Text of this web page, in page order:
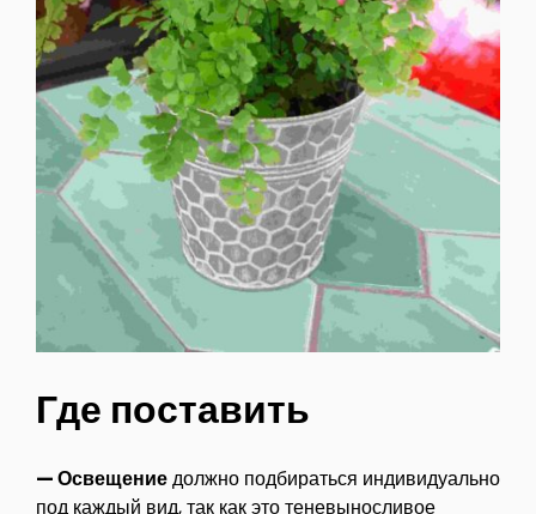
Где поставить
— Освещениедолжно подбираться индивидуально
под каждый вид, так как это теневыносливое